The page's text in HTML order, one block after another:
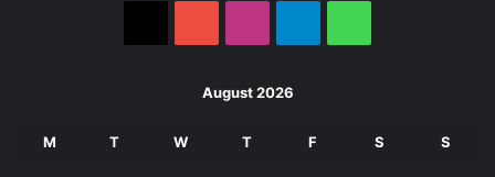
August 2026
M T W T F S S